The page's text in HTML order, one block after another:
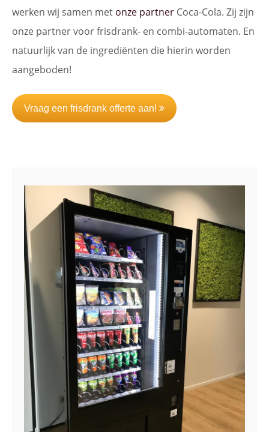
werken wij samen met onze partner Coca-Cola. Zij zijn
onze partner voor frisdrank- en combi-automaten. En
natuurlijk van de ingrediënten die hierin worden
aangeboden!
Vraag een frisdrank offerte aan!